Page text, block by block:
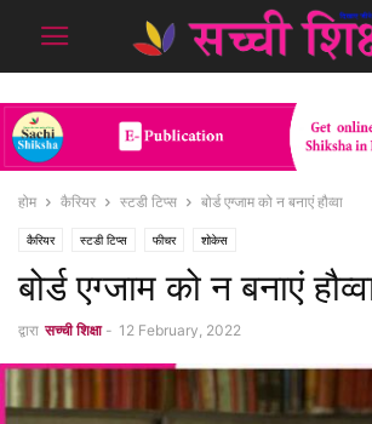
होम कैरियर स्टडी टिप्स बोर्ड एग्जाम को न बनाएं हौव्वा
कैरियर स्टडी टिप्स फीचर शोकेस
बोर्ड एग्जाम को न बनाएं
द्वारा सच्ची शिक्षा - 12 February, 2022